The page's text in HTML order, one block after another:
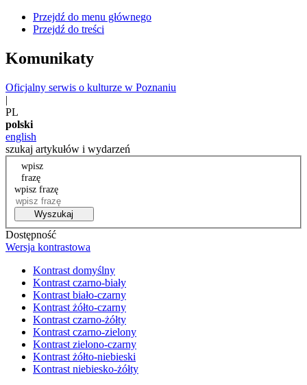
Przejdź do menu głównego
Przejdź do treści
Komunikaty
Oficjalny serwis o kulturze w Poznaniu
|
PL
polski
english
szukaj artykułów i wydarzeń
wpisz
frazę
wpisz frazę
Wyszukaj
Dostępność
Wersja kontrastowa
Kontrast domyślny
Kontrast czarno-biały
Kontrast biało-czarny
Kontrast żółto-czarny
Kontrast czarno-żółty
Kontrast czarno-zielony
Kontrast zielono-czarny
Kontrast żółto-niebieski
Kontrast niebiesko-żółty